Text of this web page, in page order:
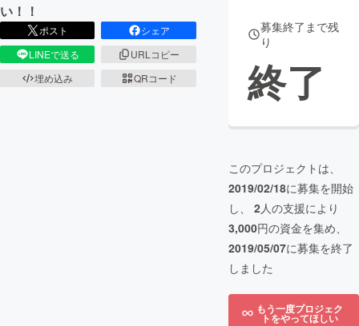
い！！
ポスト
シェア
LINEで送る
URLコピー
埋め込み
QRコード
募集終了まで残
り
終了
このプロジェクトは、
2019/02/18に募集を開始
し、 2人の支援により
3,000円の資金を集め、
2019/05/07に募集を終了
しました
もう一度プロジェク
トをやってほしい